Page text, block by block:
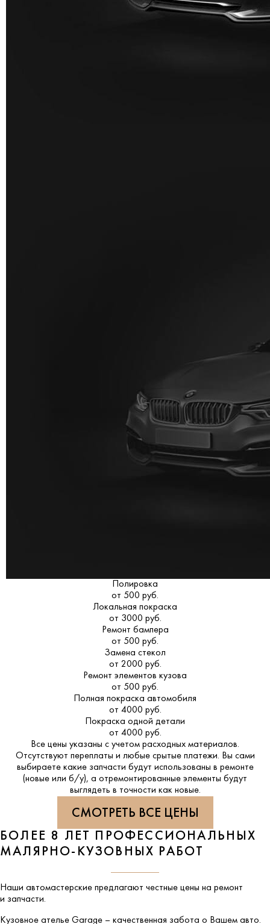
Полировка
от 500 руб.
Локальная покраска
от 3000 руб.
Ремонт бампера
от 500 руб.
Замена стекол
от 2000 руб.
Ремонт элементов кузова
от 500 руб.
Полная покраска автомобиля
от 4000 руб.
Покраска одной детали
от 4000 руб.
Все цены указаны с учетом расходных материалов.
Отсутствуют переплаты и любые срытые платежи. Вы сами
выбираете какие запчасти будут использованы в ремонте
(новые или б/у), а отремонтированные элементы будут
выглядеть в точности как новые.
СМОТРЕТЬ ВСЕ ЦЕНЫ
БОЛЕЕ 8 ЛЕТ ПРОФЕССИОНАЛЬНЫХ
МАЛЯРНО-КУЗОВНЫХ РАБОТ
Наши автомастерские предлагают честные цены на ремонт
и запчасти.
Кузовное ателье Garage – качественная забота о Вашем авто.